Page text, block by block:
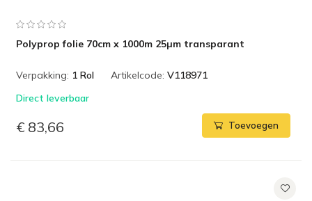
Polyprop folie 70cm x 1000m 25µm transparant
Verpakking: 1 Rol Artikelcode: V118971
Direct leverbaar
€ 83,66 Toevoegen